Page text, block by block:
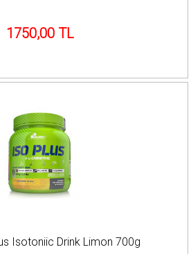
1750,00 TL
Isotoniic Drink Limon 700g